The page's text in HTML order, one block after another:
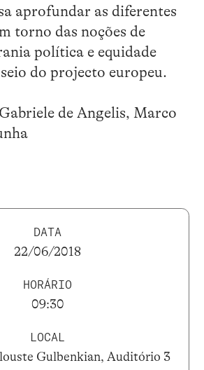
aprofundar as diferentes
torno das noções de
política e equidade
do projecto europeu.
de Angelis, Marco
DATA
22/06/2018
HORÁRIO
09:30
LOCAL
Gulbenkian, Auditório 3